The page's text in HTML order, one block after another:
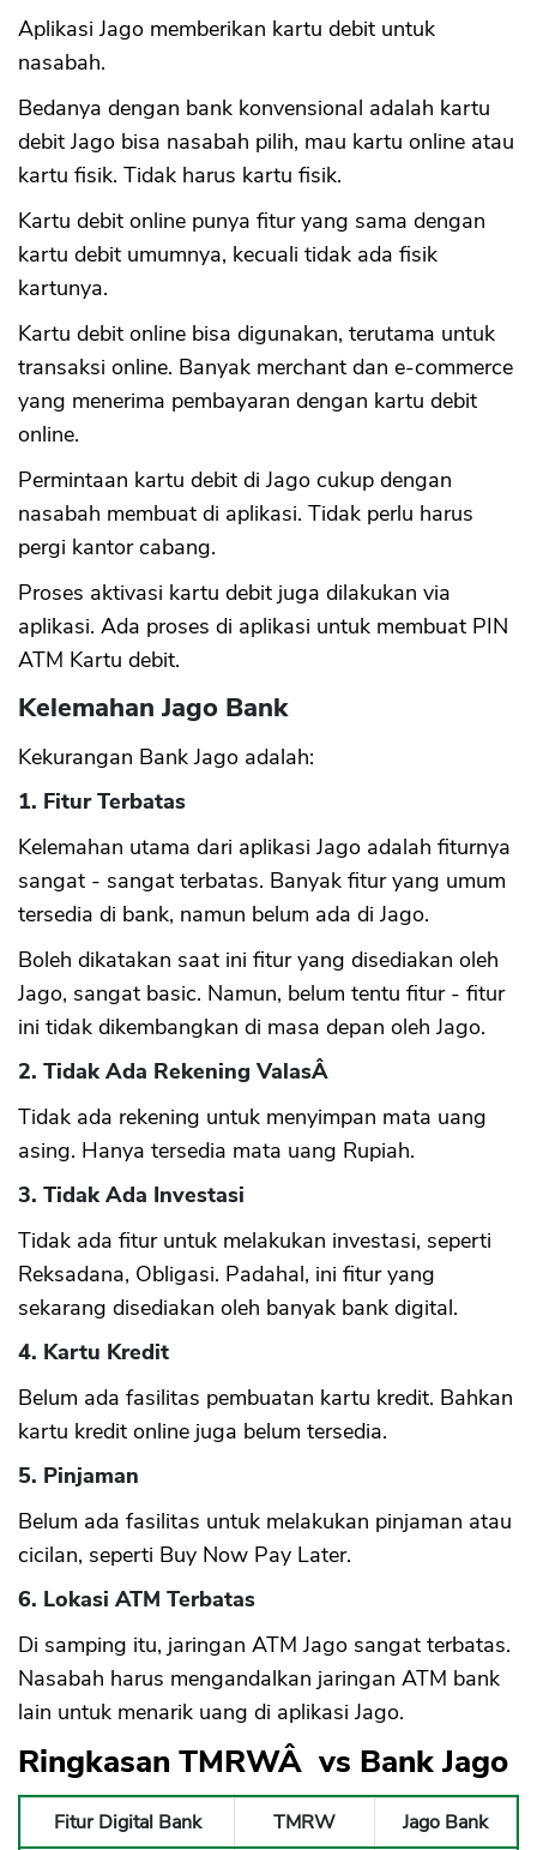
Aplikasi Jago memberikan kartu debit untuk
nasabah.
Bedanya dengan bank konvensional adalah kartu
debit Jago bisa nasabah pilih, mau kartu online atau
kartu fisik. Tidak harus kartu fisik.
Kartu debit online punya fitur yang sama dengan
kartu debit umumnya, kecuali tidak ada fisik
kartunya.
Kartu debit online bisa digunakan, terutama untuk
transaksi online. Banyak merchant dan e-commerce
yang menerima pembayaran dengan kartu debit
online.
Permintaan kartu debit di Jago cukup dengan
nasabah membuat di aplikasi. Tidak perlu harus
pergi kantor cabang.
Proses aktivasi kartu debit juga dilakukan via
aplikasi. Ada proses di aplikasi untuk membuat PIN
ATM Kartu debit.
Kelemahan Jago Bank
Kekurangan Bank Jago adalah:
1. Fitur Terbatas
Kelemahan utama dari aplikasi Jago adalah fiturnya
sangat - sangat terbatas. Banyak fitur yang umum
tersedia di bank, namun belum ada di Jago.
Boleh dikatakan saat ini fitur yang disediakan oleh
Jago, sangat basic. Namun, belum tentu fitur - fitur
ini tidak dikembangkan di masa depan oleh Jago.
2. Tidak Ada Rekening ValasÂ
Tidak ada rekening untuk menyimpan mata uang
asing. Hanya tersedia mata uang Rupiah.
3. Tidak Ada Investasi
Tidak ada fitur untuk melakukan investasi, seperti
Reksadana, Obligasi. Padahal, ini fitur yang
sekarang disediakan oleh banyak bank digital.
4. Kartu Kredit
Belum ada fasilitas pembuatan kartu kredit. Bahkan
kartu kredit online juga belum tersedia.
5. Pinjaman
Belum ada fasilitas untuk melakukan pinjaman atau
cicilan, seperti Buy Now Pay Later.
6. Lokasi ATM Terbatas
Di samping itu, jaringan ATM Jago sangat terbatas.
Nasabah harus mengandalkan jaringan ATM bank
lain untuk menarik uang di aplikasi Jago.
Ringkasan TMRWÂ vs Bank Jago
Fitur Digital Bank TMRW
Jago Bank